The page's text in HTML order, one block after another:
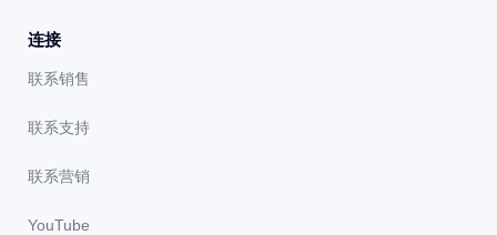
连接
联系销售
联系支持
联系营销
YouTube